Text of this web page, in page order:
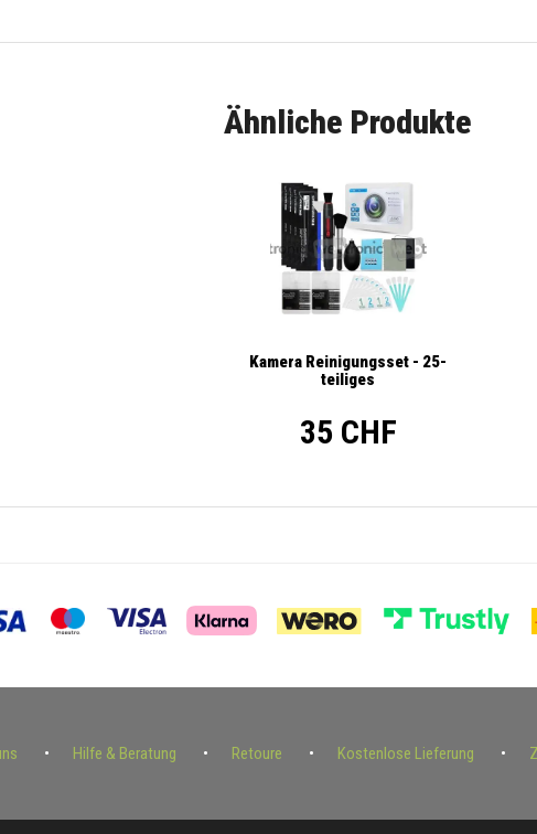
Ähnliche Produkte
Kamera Reinigungsset - 25-
teiliges
35 CHF
Hilfe & Beratung Retoure Kostenlose Lieferung